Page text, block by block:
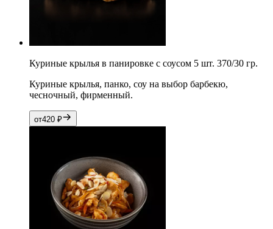
Куриные крылья в панировке с соусом 5 шт. 370/30 гр.
Куриные крылья, панко, соу на выбор барбекю,
чесночный, фирменный.
от420 ₽